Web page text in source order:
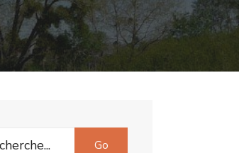
Go